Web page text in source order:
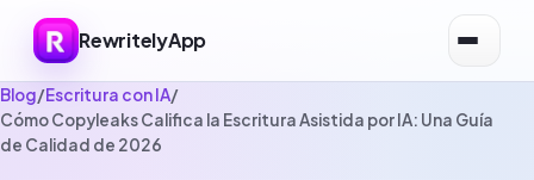
RewritelyApp
Blog/Escritura con IA/
Cómo Copyleaks Califica la Escritura Asistida por IA: Una Guía
de Calidad de 2026